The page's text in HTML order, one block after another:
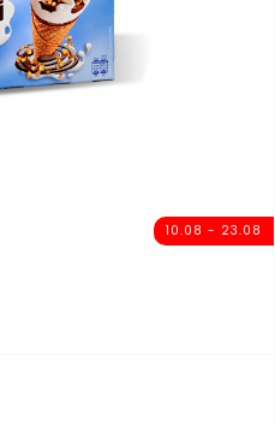
10.08 - 23.08